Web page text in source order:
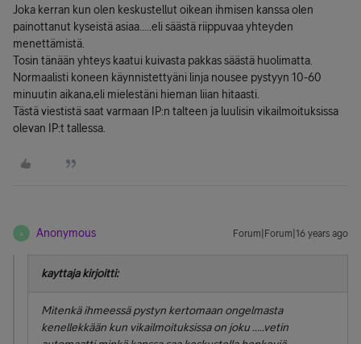
Joka kerran kun olen keskustellut oikean ihmisen kanssa olen
painottanut kyseistä asiaa.....eli säästä riippuvaa yhteyden
menettämistä.
Tosin tänään yhteys kaatui kuivasta pakkas säästä huolimatta.
Normaalisti koneen käynnistettyäni linja nousee pystyyn 10-60
minuutin aikana,eli mielestäni hieman liian hitaasti.
Tästä viestistä saat varmaan IP:n talteen ja luulisin vikailmoituksissa
olevan IP:t tallessa.
A Anonymous Forum|Forum|16 years ago
kayttaja kirjoitti:
Mitenkä ihmeessä pystyn kertomaan ongelmasta
kenellekkään kun vikailmoituksissa on joku .....vetin